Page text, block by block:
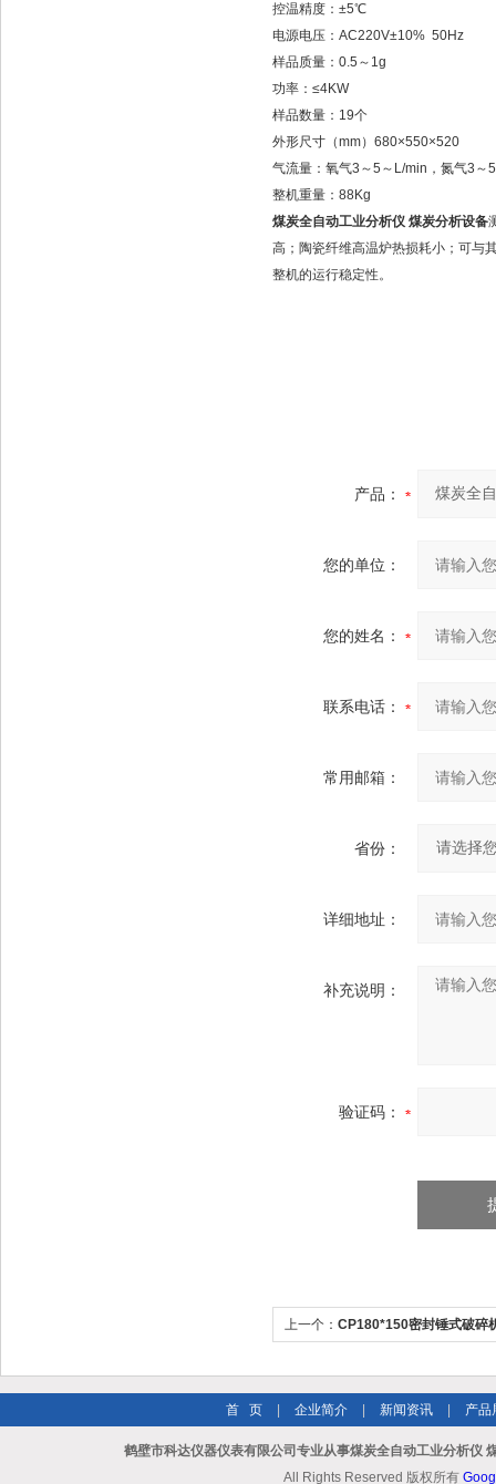
控温精度：±5℃
电源电压：AC220V±10% 50Hz
样品质量：0.5～1g
功率：≤4KW
样品数量：19个
外形尺寸（mm）680×550×520
气流量：氧气3～5～L/min，氮气3
整机重量：88Kg
煤炭全自动工业分析仪 煤炭分析设备
高；陶瓷纤维高温炉热损耗小；可与
整机的运行稳定性。
产品：
您的单位：
您的姓名：
联系电话：
常用邮箱：
省份：
详细地址：
补充说明：
验证码：
上一个： CP180*150密封锤式破碎
首 页 企业简介 新闻资讯 产品
鹤壁市科达仪器仪表有限公司专业从事煤炭全自动工业分析仪
All Rights Reserved 版权所有